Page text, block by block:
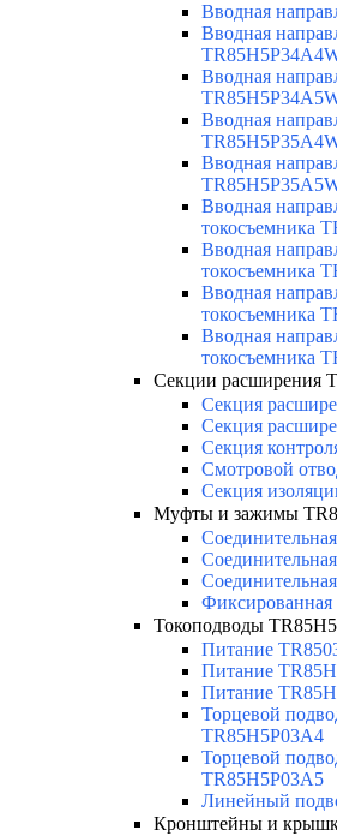
Вводная
Вводная
Вводная
Вводная
Вводная
Вводная
токосъемника
Вводная
токосъемника
Вводная
токосъемника
Вводная
токосъемника
Секции расширения
Секция
Секция
Секция
Смотровой
Секция
Муфты и зажимы
Фиксированная
Токоподводы
Питание
Питание
Питание
Торцевой
TR85H5P03A4
Торцевой
TR85H5P03A5
Линейный
Кронштейны и